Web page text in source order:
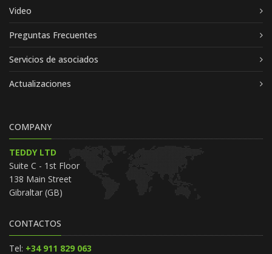
Video
Preguntas Frecuentes
Servicios de asociados
Actualizaciones
COMPANY
TEDDY LTD
Suite C - 1st Floor
138 Main Street
Gibraltar (GB)
CONTACTOS
Tel: +34 911 829 063